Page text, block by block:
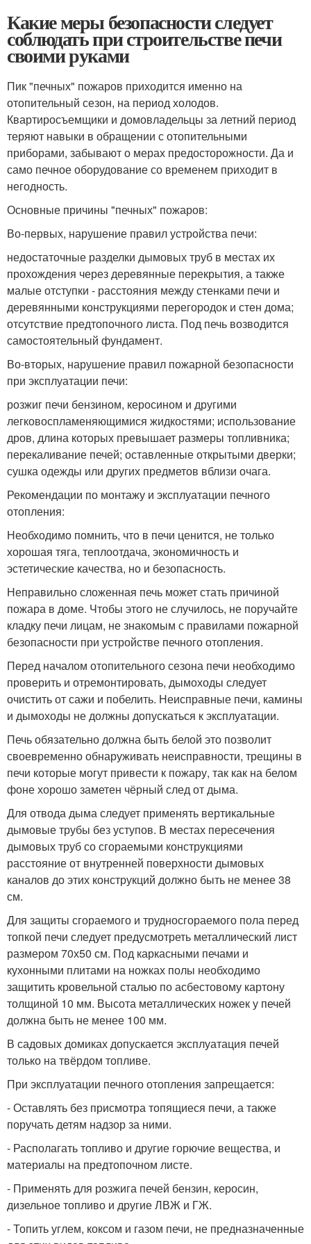
Какие меры безопасности следует
соблюдать при строительстве печи
своими руками
Пик "печных" пожаров приходится именно на
отопительный сезон, на период холодов.
Квартиросъемщики и домовладельцы за летний период
теряют навыки в обращении с отопительными
приборами, забывают о мерах предосторожности. Да и
само печное оборудование со временем приходит в
негодность.
Основные причины "печных" пожаров:
Во-первых, нарушение правил устройства печи:
недостаточные разделки дымовых труб в местах их
прохождения через деревянные перекрытия, а также
малые отступки - расстояния между стенками печи и
деревянными конструкциями перегородок и стен дома;
отсутствие предтопочного листа. Под печь возводится
самостоятельный фундамент.
Во-вторых, нарушение правил пожарной безопасности
при эксплуатации печи:
розжиг печи бензином, керосином и другими
легковоспламеняющимися жидкостями; использование
дров, длина которых превышает размеры топливника;
перекаливание печей; оставленные открытыми дверки;
сушка одежды или других предметов вблизи очага.
Рекомендации по монтажу и эксплуатации печного
отопления:
Необходимо помнить, что в печи ценится, не только
хорошая тяга, теплоотдача, экономичность и
эстетические качества, но и безопасность.
Неправильно сложенная печь может стать причиной
пожара в доме. Чтобы этого не случилось, не поручайте
кладку печи лицам, не знакомым с правилами пожарной
безопасности при устройстве печного отопления.
Перед началом отопительного сезона печи необходимо
проверить и отремонтировать, дымоходы следует
очистить от сажи и побелить. Неисправные печи, камины
и дымоходы не должны допускаться к эксплуатации.
Печь обязательно должна быть белой это позволит
своевременно обнаруживать неисправности, трещины в
печи которые могут привести к пожару, так как на белом
фоне хорошо заметен чёрный след от дыма.
Для отвода дыма следует применять вертикальные
дымовые трубы без уступов. В местах пересечения
дымовых труб со сгораемыми конструкциями
расстояние от внутренней поверхности дымовых
каналов до этих конструкций должно быть не менее 38
см.
Для защиты сгораемого и трудносгораемого пола перед
топкой печи следует предусмотреть металлический лист
размером 70х50 см. Под каркасными печами и
кухонными плитами на ножках полы необходимо
защитить кровельной сталью по асбестовому картону
толщиной 10 мм. Высота металлических ножек у печей
должна быть не менее 100 мм.
В садовых домиках допускается эксплуатация печей
только на твёрдом топливе.
При эксплуатации печного отопления запрещается:
- Оставлять без присмотра топящиеся печи, а также
поручать детям надзор за ними.
- Располагать топливо и другие горючие вещества, и
материалы на предтопочном листе.
- Применять для розжига печей бензин, керосин,
дизельное топливо и другие ЛВЖ и ГЖ.
- Топить углем, коксом и газом печи, не предназначенные